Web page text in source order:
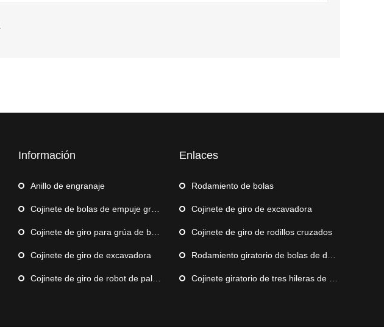
Información
Anillo de engranaje
Cojinete de bolas de empuje grande
Cojinete de giro para grúa de barco
Cojinete de giro de excavadora
Cojinete de giro de robot de paletización
Enlaces
Rodamiento de bolas
Cojinete de giro de excavadora
Cojinete de giro de rodillos cruzados
Rodamiento giratorio de bolas de doble hilera
Cojinete giratorio de tres hileras de rodillos